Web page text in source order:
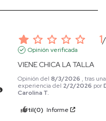
1/
Opinión verificada
VIENE CHICA LA TALLA
Opinión del8/3/2026 , tras una
experiencia del 2/2/2026 por
Carolina T.
Útil(0) Informe